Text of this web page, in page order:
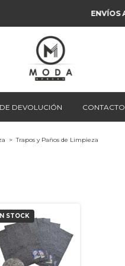
ENVÍOS A TODO EL PAÍS
DEVOLUCIÓN CONTACTO
> Trapos y Paños de Limpieza
STOCK